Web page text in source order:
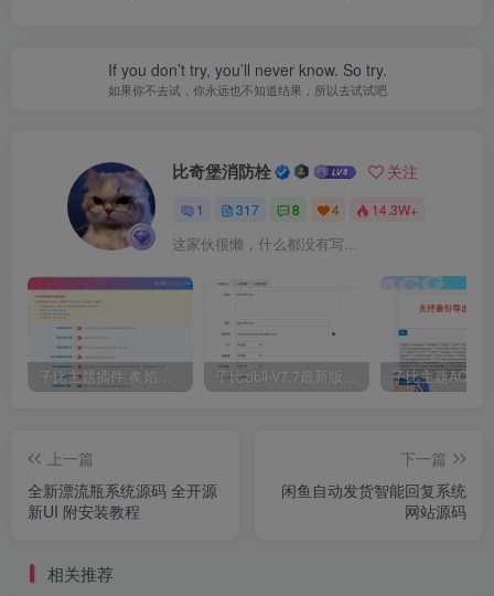
If you don’t try, you’ll never know. So try.
如果你不去试，你永远也不知道结果，所以去试试吧
比奇堡消防栓 关注
1 317 8 4 14.3W+
这家伙很懒，什么都没有写...
子比主题插件 炙焰美化全开源插件V3.2版本 子比zibll-V7.7最新版完美破解授权教程
上一篇
全新漂流瓶系统源码 全开源
新UI 附安装教程
下一篇
闲鱼自动发货智能回复系统
网站源码
相关推荐